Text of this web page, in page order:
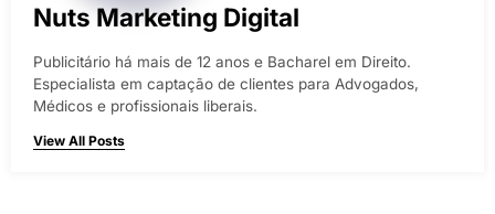
Nuts Marketing Digital
Publicitário há mais de 12 anos e Bacharel em Direito.
Especialista em captação de clientes para Advogados,
Médicos e profissionais liberais.
View All Posts